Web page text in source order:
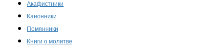
Акафистники
Канонники
Помянники
Книги о молитве